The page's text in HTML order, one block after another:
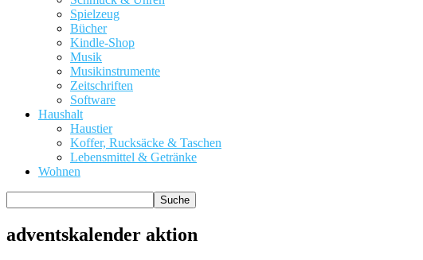
Spielzeug
Bücher
Kindle-Shop
Musik
Musikinstrumente
Zeitschriften
Software
Haushalt
Haustier
Koffer, Rucksäcke & Taschen
Lebensmittel & Getränke
Wohnen
adventskalender aktion